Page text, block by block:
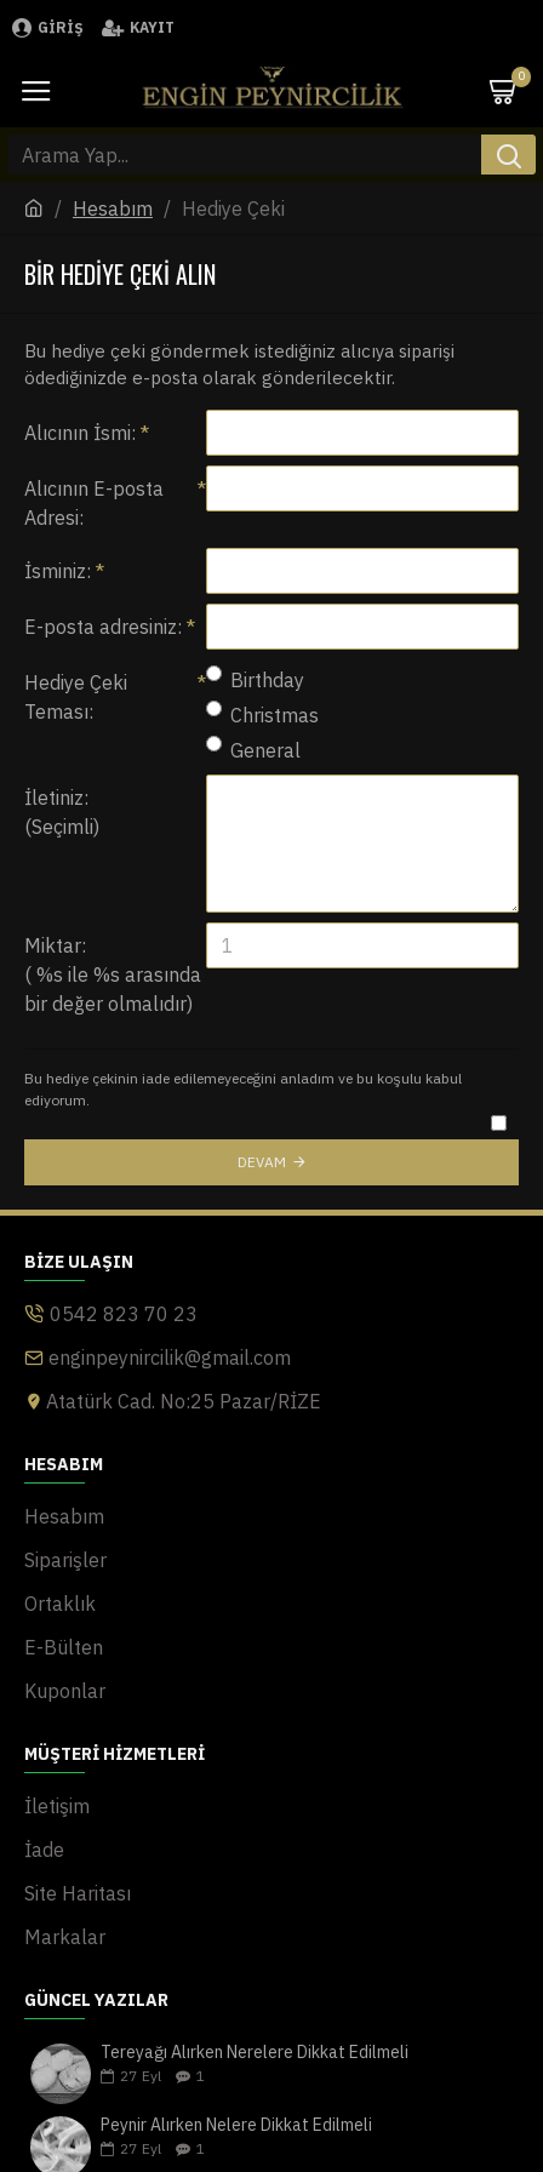
GIRIŞ KAYIT
0
Hesabım Hediye Çeki
BIR HEDIYE ÇEKI ALIN
Bu hediye çeki göndermek istediğiniz alıcıya siparişi
ödediğinizde e-posta olarak gönderilecektir.
Alıcının İsmi:
Alıcının E-posta
Adresi:
İsminiz:
E-posta adresiniz:
Hediye Çeki
Teması:
Birthday
Christmas
General
İletiniz:
(Seçimli)
Miktar:
( %s ile %s arasında
bir değer olmalıdır)
Bu hediye çekinin iade edilemeyeceğini anladım ve bu koşulu kabul
ediyorum.
DEVAM
BIZE ULAŞIN
0542 823 70 23
enginpeynircilik@gmail.com
Atatürk Cad. No:25 Pazar/RİZE
HESABIM
Hesabım
Siparişler
Ortaklık
E-Bülten
Kuponlar
MÜŞTERI HIZMETLERI
İletişim
İade
Site Haritası
Markalar
GÜNCEL YAZILAR
Tereyağı Alırken Nerelere Dikkat Edilmeli
27 Eyl 1
Peynir Alırken Nelere Dikkat Edilmeli
27 Eyl 1